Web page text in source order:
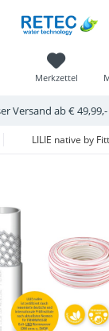
Versand ab €
Merkzettel
LILIE native by